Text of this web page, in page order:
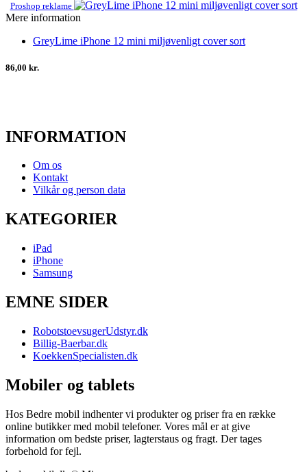
Proshop reklame
Mere information
GreyLime iPhone 12 mini miljøvenligt cover sort
86,00 kr.
INFORMATION
Om os
Kontakt
Vilkår og person data
KATEGORIER
iPad
iPhone
Samsung
EMNE SIDER
RobotstoevsugerUdstyr.dk
Billig-Baerbar.dk
KoekkenSpecialisten.dk
Mobiler og tablets
Hos Bedre mobil indhenter vi produkter og priser fra en række
online butikker med mobil telefoner. Vores mål er at give
information om bedste priser, lagterstaus og fragt. Der tages
forbehold for fejl.